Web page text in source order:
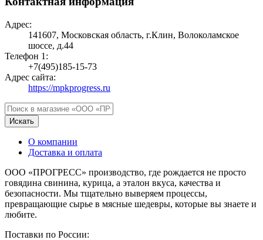
Адрес:
141607, Московская область, г.Клин, Волоколамское
шоссе, д.44
Телефон 1:
+7(495)185-15-73
Адрес сайта:
https://mpkprogress.ru
Искать
О компании
Доставка и оплата
ООО «ПРОГРЕСС» производство, где рождается не просто
говядина свинина, курица, а эталон вкуса, качества и
безопасности. Мы тщательно выверяем процессы,
превращающие сырье в мясные шедевры, которые вы знаете и
любите.
Поставки по России: